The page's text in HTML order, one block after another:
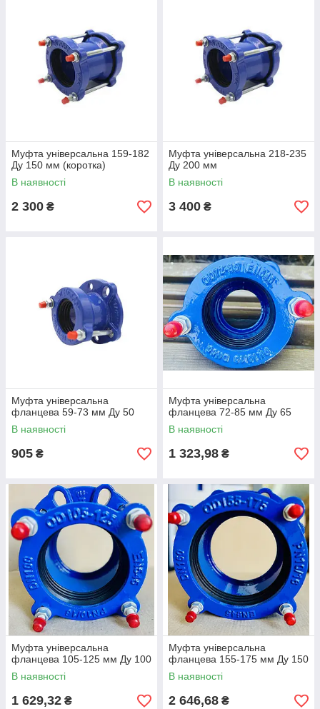
Муфта універсальна 159-182
Ду 150 мм (коротка)
В наявності
2 300 ₴
Муфта універсальна 218-235
Ду 200 мм
В наявності
3 400 ₴
Муфта універсальна
фланцева 59-73 мм Ду 50
В наявності
905 ₴
Муфта універсальна
фланцева 72-85 мм Ду 65
В наявності
1 323,98 ₴
Муфта універсальна
фланцева 105-125 мм Ду 100
В наявності
1 629,32 ₴
Муфта універсальна
фланцева 155-175 мм Ду 150
В наявності
2 646,68 ₴